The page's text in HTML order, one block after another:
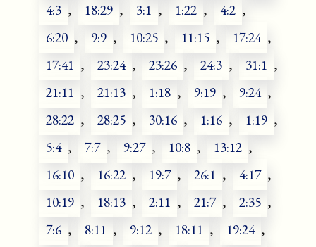
4:3 , 18:29 , 3:1 , 1:22 , 4:2 ,
6:20 , 9:9 , 10:25 , 11:15 , 17:24 ,
17:41 , 23:24 , 23:26 , 24:3 , 31:1 ,
21:11 , 21:13 , 1:18 , 9:19 , 9:24 ,
28:22 , 28:25 , 30:16 , 1:16 , 1:19 ,
5:4 , 7:7 , 9:27 , 10:8 , 13:12 ,
16:10 , 16:22 , 19:7 , 26:1 , 4:17 ,
10:19 , 18:13 , 2:11 , 21:7 , 2:35 ,
7:6 , 8:11 , 9:12 , 18:11 , 19:24 ,